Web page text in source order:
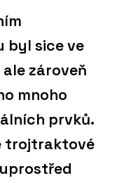
byl sice ve
zároveň
mnoho
prvků.
trojtraktové